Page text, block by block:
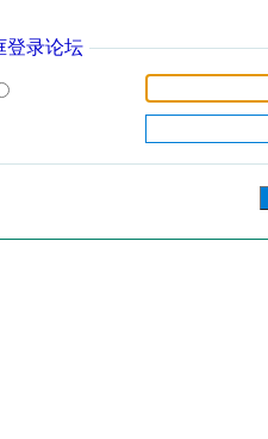
登录论坛